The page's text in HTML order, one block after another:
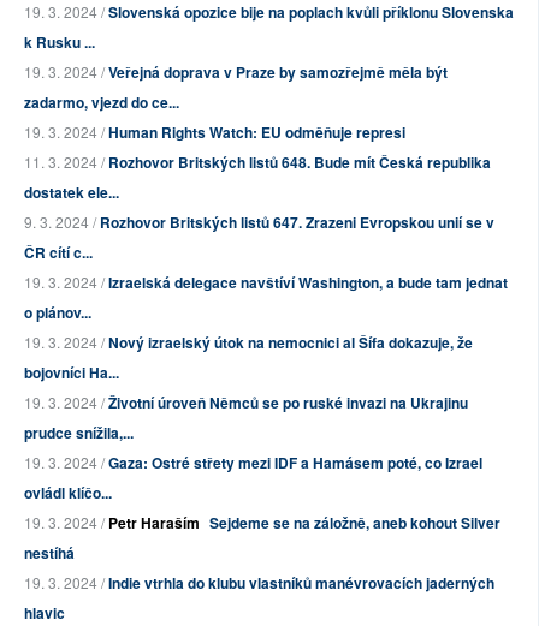
19. 3. 2024 /Slovenská opozice bije na poplach kvůli příklonu Slovenska
k Rusku ...
19. 3. 2024 /Veřejná doprava v Praze by samozřejmě měla být
zadarmo, vjezd do ce...
19. 3. 2024 /Human Rights Watch: EU odměňuje represi
11. 3. 2024 /Rozhovor Britských listů 648. Bude mít Česká republika
dostatek ele...
9. 3. 2024 /Rozhovor Britských listů 647. Zrazeni Evropskou unií se v
ČR cítí c...
19. 3. 2024 /Izraelská delegace navštíví Washington, a bude tam jednat
o plánov...
19. 3. 2024 /Nový izraelský útok na nemocnici al Šífa dokazuje, že
bojovníci Ha...
19. 3. 2024 /Životní úroveň Němců se po ruské invazi na Ukrajinu
prudce snížila,...
19. 3. 2024 /Gaza: Ostré střety mezi IDF a Hamásem poté, co Izrael
ovládl klíčo...
19. 3. 2024 /Petr Haraším Sejdeme se na záložně, aneb kohout Silver
nestíhá
19. 3. 2024 /Indie vtrhla do klubu vlastníků manévrovacích jaderných
hlavic